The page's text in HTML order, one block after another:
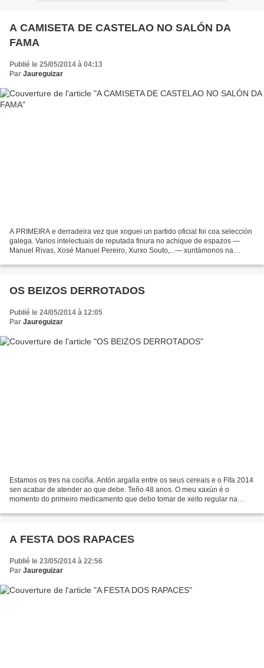
A CAMISETA DE CASTELAO NO SALÓN DA
FAMA
Publié le 25/05/2014 à 04:13
Par Jaureguizar
A PRIMEIRA e derradeira vez que xoguei un partido oficial foi coa selección
galega. Varios intelectuais de reputada finura no achique de espazos —
Manuel Rivas, Xosé Manuel Pereiro, Xurxo Souto,...— xuntámonos na
OS BEIZOS DERROTADOS
Publié le 24/05/2014 à 12:05
Par Jaureguizar
Estamos os tres na cociña. Antón argalla entre os seus cereais e o Fifa 2014
sen acabar de atender ao que debe. Teño 48 anos. O meu xaxún é o
momento do primeiro medicamento que debo tomar de xeito regular na
A FESTA DOS RAPACES
Publié le 23/05/2014 à 22:56
Par Jaureguizar